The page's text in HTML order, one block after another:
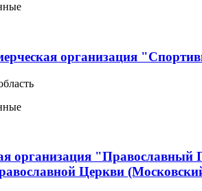
организация
организация "Православный
Церкви